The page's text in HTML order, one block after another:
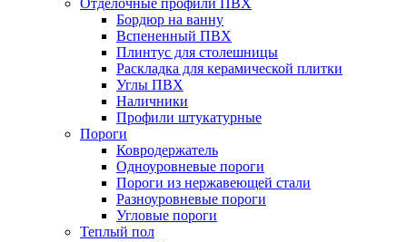
Отделочные профили ПВХ
Бордюр на ванну
Вспененный ПВХ
Плинтус для столешницы
Раскладка для керамической плитки
Углы ПВХ
Наличники
Профили штукатурные
Пороги
Ковродержатель
Одноуровневые пороги
Пороги из нержавеющей стали
Разноуровневые пороги
Угловые пороги
Теплый пол